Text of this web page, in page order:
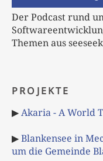
Der Podcast rund
Themen aus
PROJEKTE
▶Akaria - A World
▶Blankensee in
um die Gemeinde